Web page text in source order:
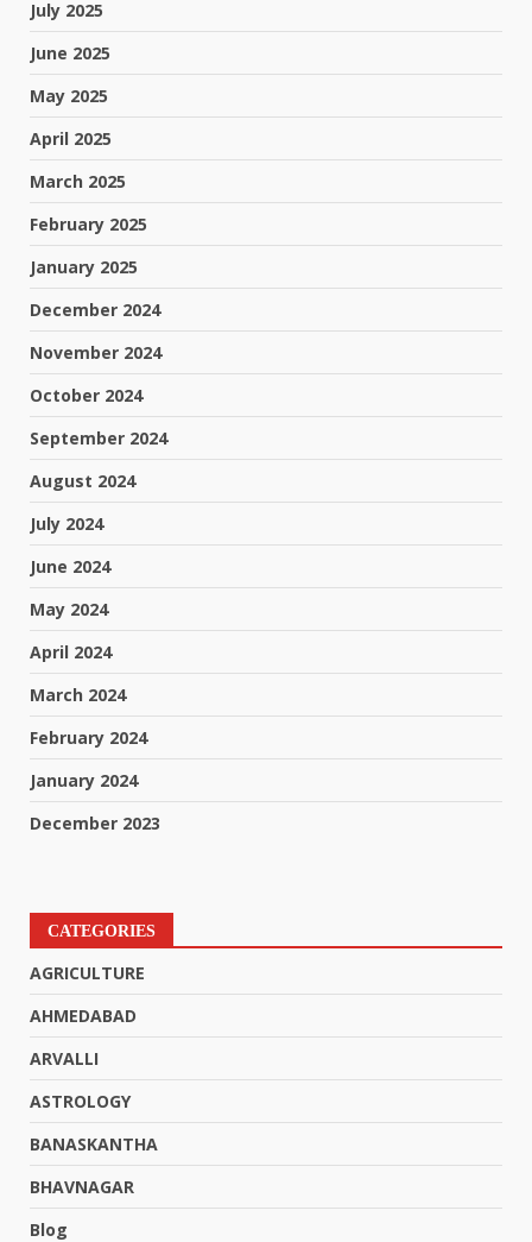
July 2025
June 2025
May 2025
April 2025
March 2025
February 2025
January 2025
December 2024
November 2024
October 2024
September 2024
August 2024
July 2024
June 2024
May 2024
April 2024
March 2024
February 2024
January 2024
December 2023
CATEGORIES
AGRICULTURE
AHMEDABAD
ARVALLI
ASTROLOGY
BANASKANTHA
BHAVNAGAR
Blog